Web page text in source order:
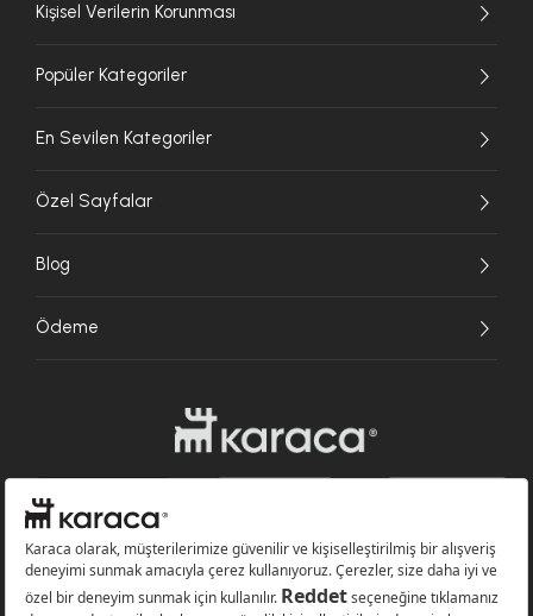
Kişisel Verilerin Korunması
Popüler Kategoriler
En Sevilen Kategoriler
Özel Sayfalar
Blog
Ödeme
Websitesinde kullanılan bazı görseller yapay zekâ (AI) ile üretilmiştir.